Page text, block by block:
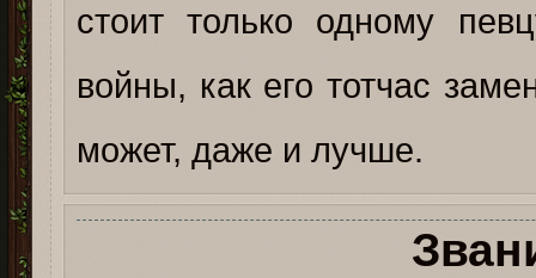
стоит только одному
войны, как его тотчас
может, даже и лучше.